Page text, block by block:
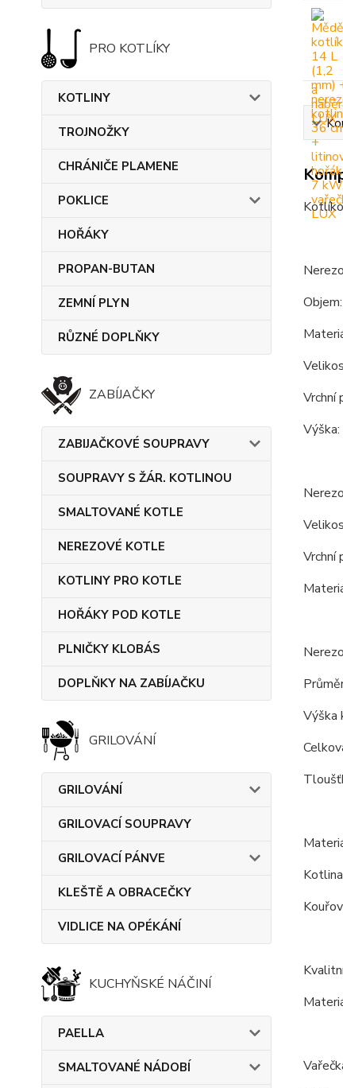
PRO KOTLÍKY
KOTLINY
TROJNOŽKY
CHRÁNIČE PLAMENE
POKLICE
HOŘÁKY
PROPAN-BUTAN
ZEMNÍ PLYN
RŮZNÉ DOPLŇKY
ZABÍJAČKY
ZABIJAČKOVÉ SOUPRAVY
SOUPRAVY S ŽÁR. KOTLINOU
SMALTOVANÉ KOTLE
NEREZOVÉ KOTLE
KOTLINY PRO KOTLE
HOŘÁKY POD KOTLE
PLNIČKY KLOBÁS
DOPLŇKY NA ZABÍJAČKU
GRILOVÁNÍ
GRILOVÁNÍ
GRILOVACÍ SOUPRAVY
GRILOVACÍ PÁNVE
KLEŠTĚ A OBRACEČKY
VIDLICE NA OPÉKÁNÍ
KUCHYŇSKÉ NÁČINÍ
PAELLA
SMALTOVANÉ NÁDOBÍ
Vrchní
Vrchní
Výška